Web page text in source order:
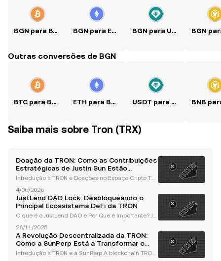
BGN para BTC BGN para ETH BGN para USDT
Outras conversões de BGN
BTC para BGN ETH para BGN USDT para BGN
Saiba mais sobre Tron (TRX)
Doação da TRON: Como as Contribuições
Estratégicas de Justin Sun Estão
Moldando o Ecossistema Cripto
Introdução à TRON e Doações no Espaço Cripto TR
mergiu como líder na indústria de criptomoedas, n
ão apenas por seus avanços tecnológicos, mas tam
bém pelas
4/06/2026
JustLend DAO Lock: Desbloqueando o
Principal Ecossistema DeFi da TRON
O que é o JustLend DAO e Por Que é Importante? Ju
descentralizados dentro do ecossistema TRON, ser
vindo como um pilar da inovação em finanças desc
entra
26/11/2025
A Revolução Descentralizada da TRON:
Como a SunPerp Está a Transformar o
Cenário de Negociação
Introdução à TRON e à SunPerp A blockchain TRON